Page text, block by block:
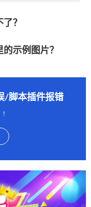
？
示例图片？
/脚本插件报错